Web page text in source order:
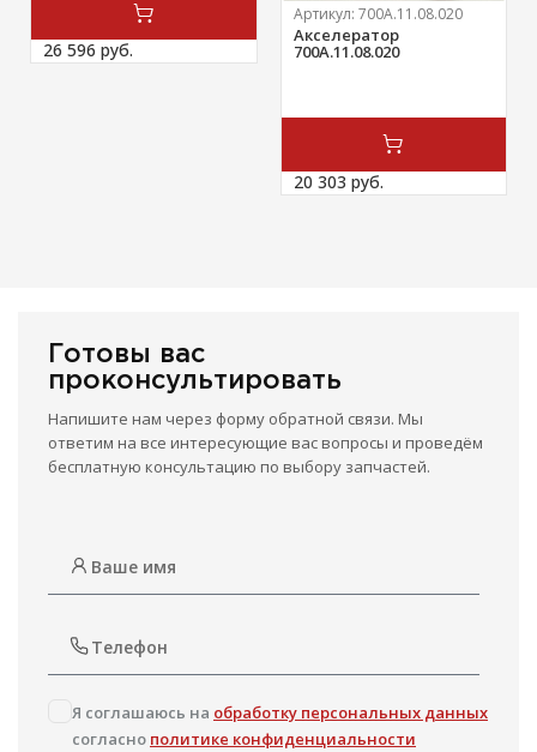
26 596 руб.
Артикул: 700А.11.08.020
Акселератор
700А.11.08.020
20 303 руб.
Готовы вас
проконсультировать
Напишите нам через форму обратной связи. Мы
ответим на все интересующие вас вопросы и проведём
бесплатную консультацию по выбору запчастей.
Я соглашаюсь на обработку персональных данных
согласно политике конфиденциальности